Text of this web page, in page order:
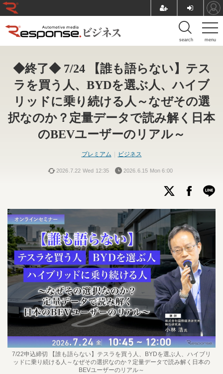
menu
search
◆終了◆ 7/24 【誰も語らない】テス
ラを買う人、BYDを選ぶ人、ハイブ
リッドに乗り続ける人～なぜその選
択なのか？定量データで読み解く日本
のBEVユーザーのリアル～
プレミアム ビジネス
2026.7.22 Wed 12:35 2026.6.15 Mon 6:00
7/22申込締切 【誰も語らない】テスラを買う人、BYDを選ぶ人、ハイブリ
ッドに乗り続ける人～なぜその選択なのか？定量データで読み解く日本の
BEVユーザーのリアル～